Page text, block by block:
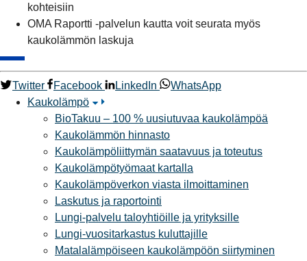
kohteisiin
OMA Raportti -palvelun kautta voit seurata myös
kaukolämmön laskuja
Twitter Facebook LinkedIn
WhatsApp
Kaukolämpö
BioTakuu – 100 % uusiutuvaa kaukolämpöä
Kaukolämmön hinnasto
Kaukolämpöliittymän saatavuus ja toteutus
Kaukolämpötyömaat kartalla
Kaukolämpöverkon viasta ilmoittaminen
Laskutus ja raportointi
Lungi-palvelu taloyhtiöille ja yrityksille
Lungi-vuositarkastus kuluttajille
Matalalämpöiseen kaukolämpöön siirtyminen